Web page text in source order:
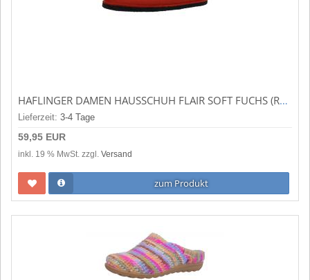
HAFLINGER DAMEN HAUSSCHUH FLAIR SOFT FUCHS (ROT) 311010-110
Lieferzeit: 3-4 Tage
59,95 EUR
inkl. 19 % MwSt. zzgl. Versand
zum Produkt